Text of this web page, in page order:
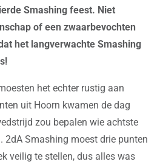
Smashing feest. Niet
of een zwaarbevochten
het langverwachte Smashing
het echter rustig aan
uit Hoorn kwamen de dag
zou bepalen wie achtste
2dA Smashing moest drie punten
veilig te stellen, dus alles was